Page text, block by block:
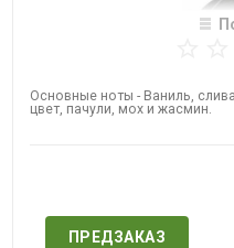
Основные ноты - Ваниль,
цвет, пачули, мох и жасмин.
ПРЕДЗАКАЗ